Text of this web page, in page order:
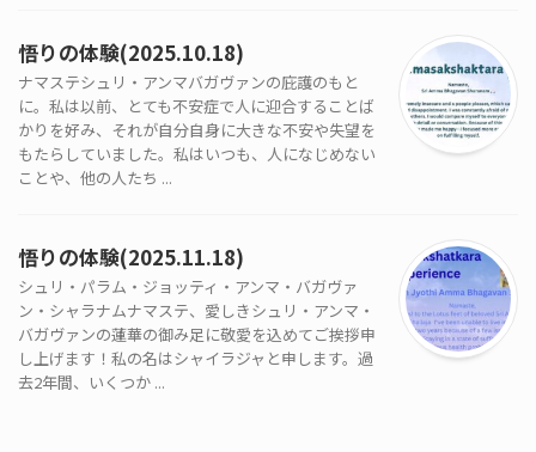
悟りの体験(2025.10.18)
ナマステシュリ・アンマバガヴァンの庇護のもと
に。私は以前、とても不安症で人に迎合することば
かりを好み、それが自分自身に大きな不安や失望を
もたらしていました。私はいつも、人になじめない
ことや、他の人たち ...
悟りの体験(2025.11.18)
シュリ・パラム・ジョッティ・アンマ・バガヴァ
ン・シャラナムナマステ、愛しきシュリ・アンマ・
バガヴァンの蓮華の御み足に敬愛を込めてご挨拶申
し上げます！私の名はシャイラジャと申します。過
去2年間、いくつか ...